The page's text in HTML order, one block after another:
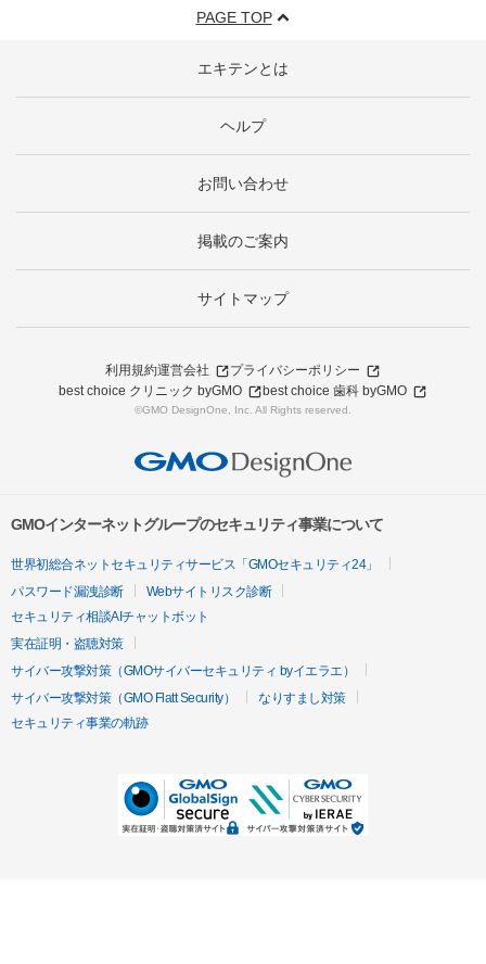
PAGE TOP
エキテンとは
ヘルプ
お問い合わせ
掲載のご案内
サイトマップ
利用規約運営会社
プライバシーポリシー
best choice クリニック byGMO
best choice 歯科 byGMO
©GMO DesignOne, Inc. All Rights reserved.
GMOインターネットグループのセキュリティ事業について
世界初総合ネットセキュリティサービス「GMOセキュリティ24」
パスワード漏洩診断
Webサイトリスク診断
セキュリティ相談AIチャットボット
実在証明・盗聴対策
サイバー攻撃対策（GMOサイバーセキュリティ byイエラエ）
サイバー攻撃対策（GMO Flatt Security）
なりすまし対策
セキュリティ事業の軌跡